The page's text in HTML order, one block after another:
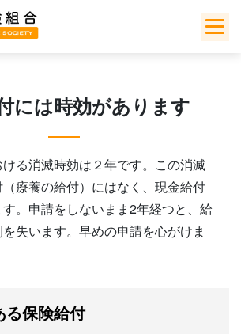
には時効があります
る消滅時効は２年です。この消滅
療養の給付）にはなく、現金給付
。申請をしないまま2年経つと、給
失います。早めの申請を心がけま
る保険給付